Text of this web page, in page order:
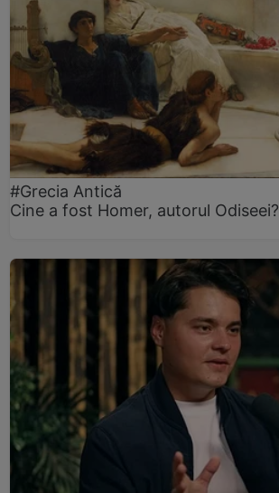
#Grecia Antică
Cine a fost Homer, autorul Odiseei?